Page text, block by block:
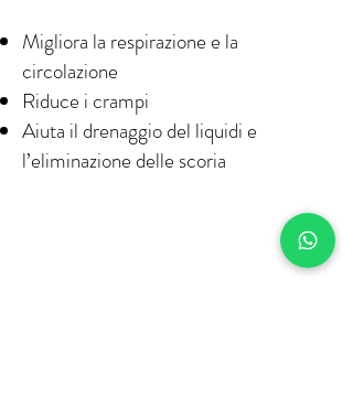
Migliora la respirazione e la
circolazione
Riduce i crampi
Aiuta il drenaggio del liquidi e
l’eliminazione delle scoria